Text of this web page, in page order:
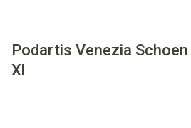
Podartis Venezia
Xl